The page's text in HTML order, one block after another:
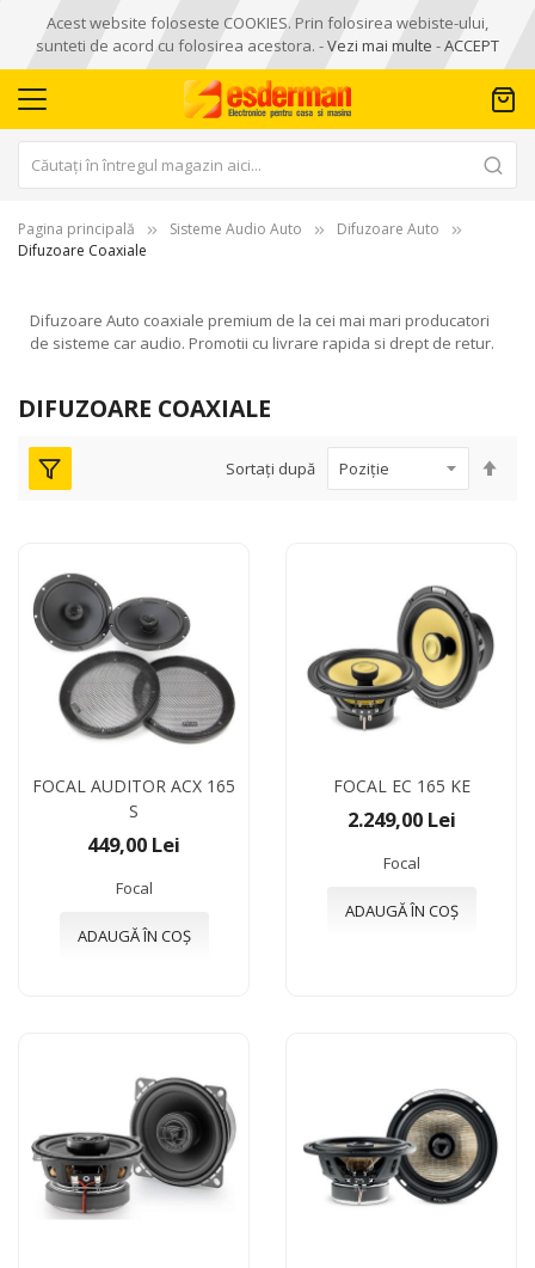
Acest website foloseste COOKIES. Prin folosirea webiste-ului,
sunteti de acord cu folosirea acestora. -Vezi mai multe -ACCEPT
Pagina principală Sisteme Audio Auto
Difuzoare Auto
Difuzoare Coaxiale
Difuzoare Auto coaxiale premium de la cei mai mari producatori
de sisteme car audio. Promotii cu livrare rapida si drept de retur.
DIFUZOARE COAXIALE
Sortați după
FOCAL AUDITOR ACX 165
S
449,00 Lei
Focal
ADAUGĂ ÎN COȘ
FOCAL EC 165 KE
2.249,00 Lei
Focal
ADAUGĂ ÎN COȘ